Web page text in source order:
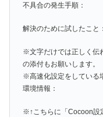
不具合の発生手順：
解決のために試したこと：
※文字だけでは正しく伝
の添付もお願いします。
※高速化設定をしている
環境情報：
※↑こちらに「Cocoon設